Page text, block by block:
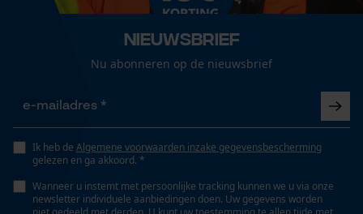
Nieuwsbrief
Nu abonneren op de nieuwsbrief
Ik heb de Algemene voorwaarden inzake gegevensbescherming
gelezen en ga akkoord. *
Wanneer u instemt met persoonlijke tracking kunnen we u via onze
newsletter individuele aanbiedingen doen. Uw gegevens worden